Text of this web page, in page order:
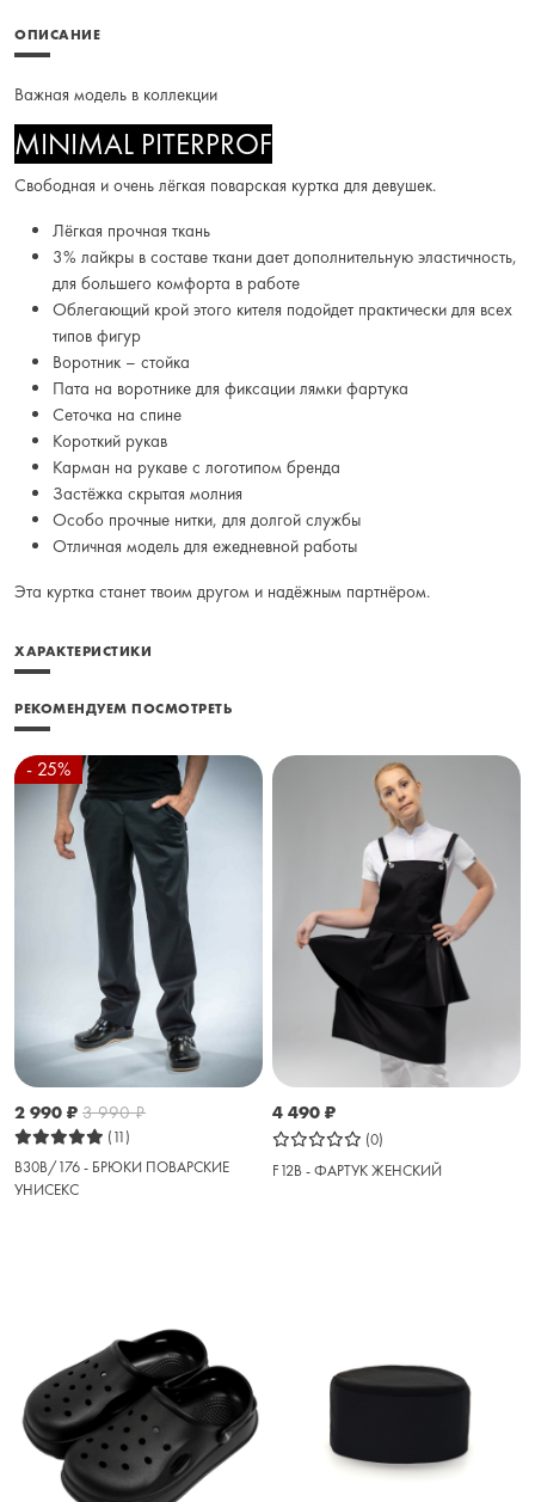
ОПИСАНИЕ
Важная модель в коллекции
MINIMAL PITERPROF
Свободная и очень лёгкая поварская куртка для девушек.
Лёгкая прочная ткань
3% лайкры в составе ткани дает дополнительную эластичность,
для большего комфорта в работе
Облегающий крой этого кителя подойдет практически для всех
типов фигур
Воротник – стойка
Пата на воротнике для фиксации лямки фартука
Сеточка на спине
Короткий рукав
Карман на рукаве с логотипом бренда
Застёжка скрытая молния
Особо прочные нитки, для долгой службы
Отличная модель для ежедневной работы
Эта куртка станет твоим другом и надёжным партнёром.
ХАРАКТЕРИСТИКИ
РЕКОМЕНДУЕМ ПОСМОТРЕТЬ
- 25%
2 990 ₽ 3 990₽
(11)
B30B/176 - БРЮКИ ПОВАРСКИЕ
УНИСЕКС
4 490 ₽
(0)
F12B - ФАРТУК ЖЕНСКИЙ